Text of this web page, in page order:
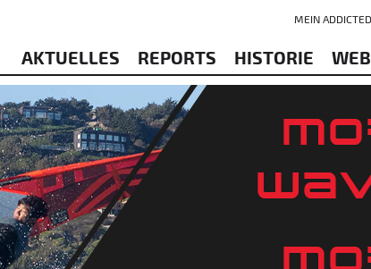
AKTUELLES REPORTS HISTORIE
MEIN ADDICTED